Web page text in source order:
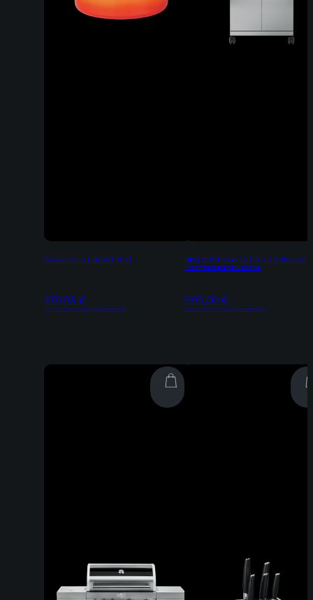
Gusseiserner Bräter Oval
239,95 €
Inkl. 19% MwSt | zzgl. Versandkosten
BBQ CHEF Gas Grill 3 + 1, inklusive
Hochtemperaturzone
999,00 €
Inkl. 19% MwSt | zzgl. Versandkosten